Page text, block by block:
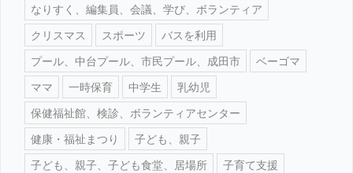
なりすく、編集員、会議、学び、ボランティア
クリスマス
スポーツ
バスを利用
プール、中台プール、市民プール、成田市
ベーゴマ
ママ
一時保育 中学生
乳幼児
保健福祉館、検診、ボランティアセンター
健康・福祉まつり
子ども、親子
子ども、親子、子ども食堂、居場所
子育て支援